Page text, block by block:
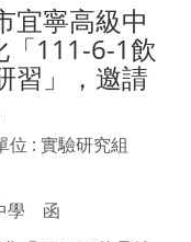
宜寧高級中
「111-6-1飲
習」，邀請
位 : 實驗研究組
學 函